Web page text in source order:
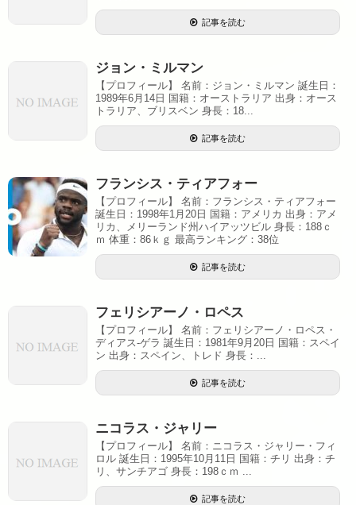
記事を読む
ジョン・ミルマン
【プロフィール】 名前：ジョン・ミルマン 誕生日：
1989年6月14日 国籍：オーストラリア 出身：オース
トラリア、ブリスベン 身長：18...
記事を読む
フランシス・ティアフォー
【プロフィール】 名前：フランシス・ティアフォー
誕生日：1998年1月20日 国籍：アメリカ 出身：アメ
リカ、メリーランド州ハイアッツビル 身長：188ｃ
ｍ 体重：86ｋｇ 最高ランキング：38位
記事を読む
フェリシアーノ・ロペス
【プロフィール】 名前：フェリシアーノ・ロペス・
ディアス-ゲラ 誕生日：1981年9月20日 国籍：スペイ
ン 出身：スペイン、トレド 身長：...
記事を読む
ニコラス・ジャリー
【プロフィール】 名前：ニコラス・ジャリー・フィ
ロル 誕生日：1995年10月11日 国籍：チリ 出身：チ
リ、サンチアゴ 身長：198ｃｍ ...
記事を読む